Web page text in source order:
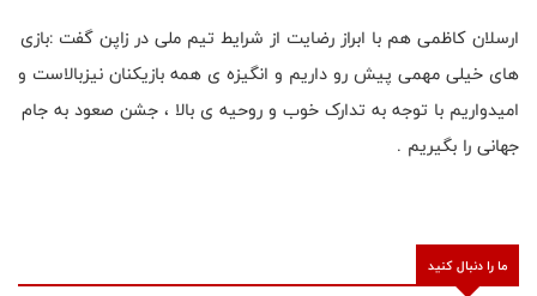
ارسلان کاظمی هم با ابراز رضایت از شرایط تیم ملی در زاپن گفت :بازی
های خیلی مهمی پیش رو داریم و انگیزه ی همه بازیکنان نیزبالاست و
امیدواریم با توجه به تدارک خوب و روحیه ی بالا ، جشن صعود به جام
جهانی را بگیریم .
ما را دنبال کنید